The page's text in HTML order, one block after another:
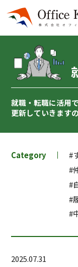
就職・転職に活用
更新していきます
Category #
#
#
#
#
2025.07.31